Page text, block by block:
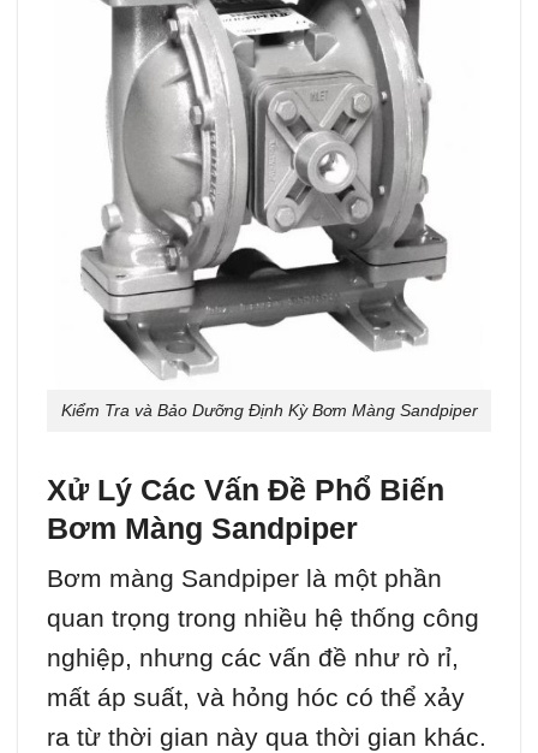
Kiểm Tra và Bảo Dưỡng Định Kỳ Bơm Màng Sandpiper
Xử Lý Các Vấn Đề Phổ Biến
Bơm Màng Sandpiper
Bơm màng Sandpiper là một phần
quan trọng trong nhiều hệ thống công
nghiệp, nhưng các vấn đề như rò rỉ,
mất áp suất, và hỏng hóc có thể xảy
ra từ thời gian này qua thời gian khác.